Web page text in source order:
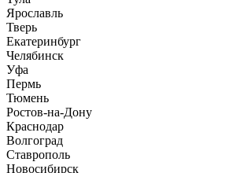
Ярославль
Тверь
Екатеринбург
Челябинск
Уфа
Пермь
Тюмень
Ростов-на-Дону
Краснодар
Волгоград
Ставрополь
Новосибирск